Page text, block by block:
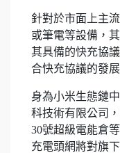
針對於市面上主
或筆電等設備，
其具備的快充協
合快充協議的發展
身為小米生態鏈
科技術有限公司
30號超級電能倉
充電頭網將對旗